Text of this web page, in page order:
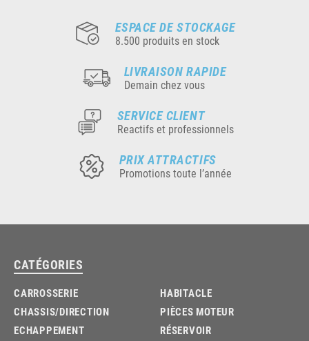
ESPACE DE STOCKAGE
8.500 produits en stock
LIVRAISON RAPIDE
Demain chez vous
SERVICE CLIENT
Reactifs et professionnels
PRIX ATTRACTIFS
Promotions toute l’année
CATÉGORIES
CARROSSERIE
CHASSIS/DIRECTION
ECHAPPEMENT
HABITACLE
PIÈCES MOTEUR
RÉSERVOIR